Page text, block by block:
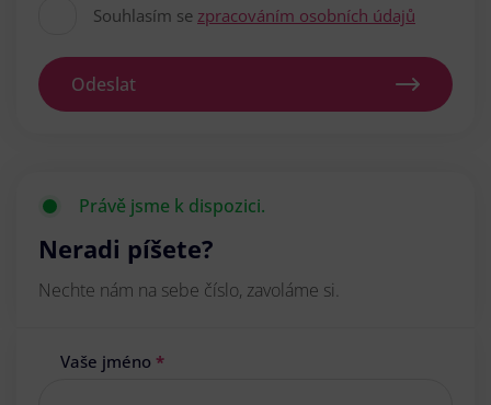
Souhlasím se zpracováním osobních údajů
Odeslat
Právě jsme k dispozici.
Neradi píšete?
Nechte nám na sebe číslo, zavoláme si.
Vaše jméno *